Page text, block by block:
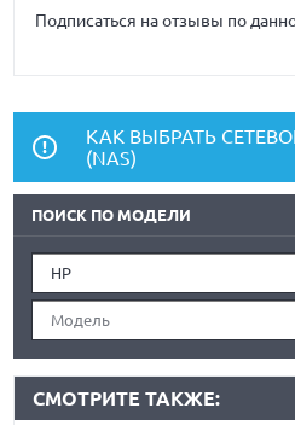
Подписаться на отзывы по
КАК ВЫБРАТЬ
(NAS)
ПОИСК ПО МОДЕЛИ
HP
Модель
СМОТРИТЕ ТАКЖЕ: